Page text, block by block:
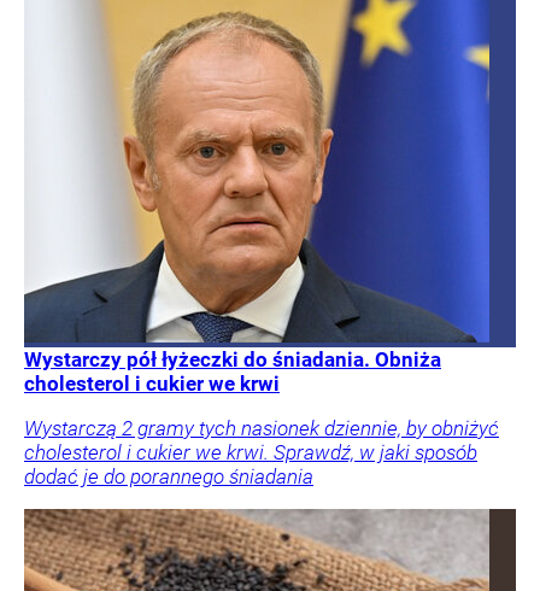
Wystarczy pół łyżeczki do śniadania. Obniża
cholesterol i cukier we krwi
Wystarczą 2 gramy tych nasionek dziennie, by obniżyć
cholesterol i cukier we krwi. Sprawdź, w jaki sposób
dodać je do porannego śniadania